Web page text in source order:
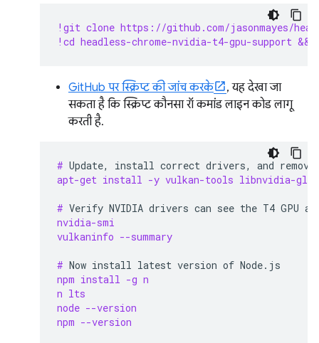
!git clone https://github.com/jasonmayes/
!cd headless-chrome-nvidia-t4-gpu-support
GitHub पर स्क्रिप्ट की जांच करके
, यह देखा जा
सकता है कि स्क्रिप्ट कौनसा रॉ कमांड लाइन कोड लागू
करती है.
# Update, install correct drivers, and remove
apt-get install -y vulkan-tools libnvidia-gl-
# Verify NVIDIA drivers can see the T4 GPU
nvidia-smi
vulkaninfo --summary
# Now install latest version of
npm install -g n
n lts
node --version
npm --version